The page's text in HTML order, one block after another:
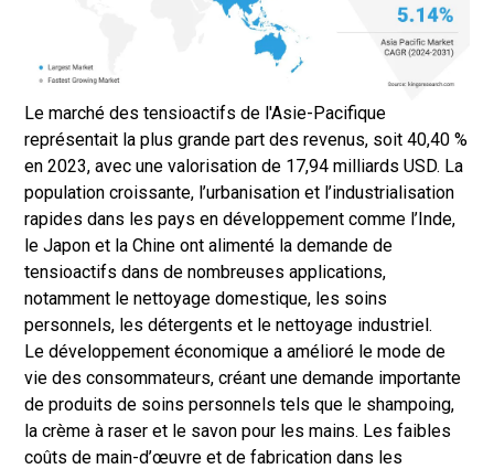
Le marché des tensioactifs de l'Asie-Pacifique
représentait la plus grande part des revenus, soit 40,40 %
en 2023, avec une valorisation de 17,94 milliards USD. La
population croissante, l’urbanisation et l’industrialisation
rapides dans les pays en développement comme l’Inde,
le Japon et la Chine ont alimenté la demande de
tensioactifs dans de nombreuses applications,
notamment le nettoyage domestique, les soins
personnels, les détergents et le nettoyage industriel.
Le développement économique a amélioré le mode de
vie des consommateurs, créant une demande importante
de produits de soins personnels tels que le shampoing,
la crème à raser et le savon pour les mains. Les faibles
coûts de main-d’œuvre et de fabrication dans les